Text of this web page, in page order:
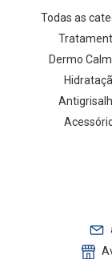
Todas as
Dermo